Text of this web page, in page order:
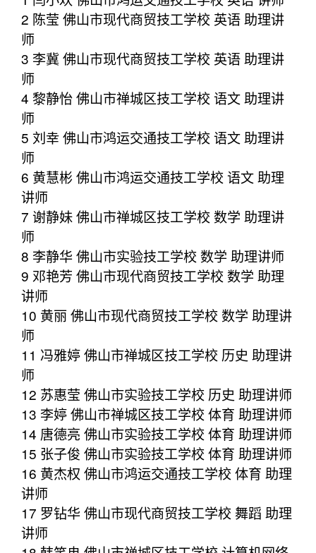
2 陈莹 佛山市现代商贸技工学校 英语 助理讲
师
3 李冀 佛山市现代商贸技工学校 英语 助理讲
师
4 黎静怡 佛山市禅城区技工学校 语文 助理讲
师
5 刘幸 佛山市鸿运交通技工学校 语文 助理讲
师
6 黄慧彬 佛山市鸿运交通技工学校 语文 助理
讲师
7 谢静妹 佛山市禅城区技工学校 数学 助理讲
师
8 李静华 佛山市实验技工学校 数学 助理讲师
9 邓艳芳 佛山市现代商贸技工学校 数学 助理
讲师
10 黄丽 佛山市现代商贸技工学校 数学 助理讲
师
11 冯雅婷 佛山市禅城区技工学校 历史 助理讲
师
12 苏惠莹 佛山市实验技工学校 历史 助理讲师
13 李婷 佛山市禅城区技工学校 体育 助理讲师
14 唐德亮 佛山市实验技工学校 体育 助理讲师
15 张子俊 佛山市实验技工学校 体育 助理讲师
16 黄杰权 佛山市鸿运交通技工学校 体育 助理
讲师
17 罗钻华 佛山市现代商贸技工学校 舞蹈 助理
讲师